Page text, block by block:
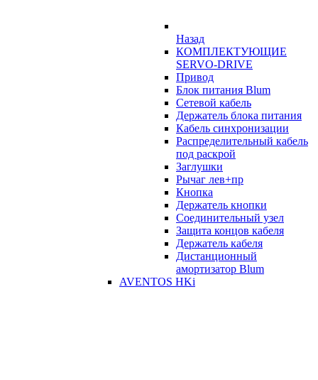
Назад
КОМПЛЕКТУЮЩИЕ
SERVO-DRIVE
Привод
Блок питания Blum
Сетевой кабель
Держатель блока питания
Кабель синхронизации
Распределительный кабель
под раскрой
Заглушки
Рычаг лев+пр
Кнопка
Держатель кнопки
Соединительный узел
Защита концов кабеля
Держатель кабеля
Дистанционный
амортизатор Blum
AVENTOS HKi